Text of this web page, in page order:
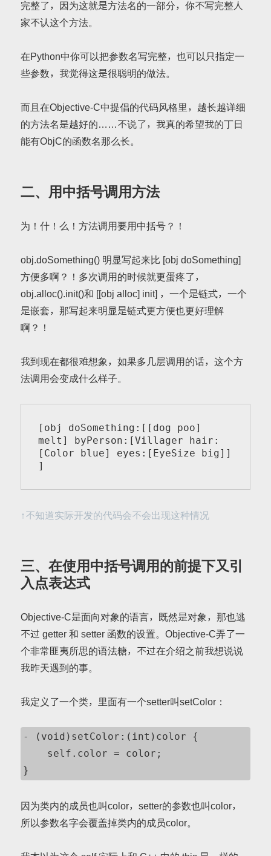
完整了，因为这就是方法名的一部分，你不写完整人
家不认这个方法。
在Python中你可以把参数名写完整，也可以只指定一
些参数，我觉得这是很聪明的做法。
而且在Objective-C中提倡的代码风格里，越长越详细
的方法名是越好的……不说了，我真的希望我的丁日
能有ObjC的函数名那么长。
二、用中括号调用方法
为！什！么！方法调用要用中括号？！
obj.doSomething() 明显写起来比 [obj doSomething]
方便多啊？！多次调用的时候就更蛋疼了，
obj.alloc().init()和 [[obj alloc] init] ，一个是链式，一个
是嵌套，那写起来明显是链式更方便也更好理解
啊？！
我到现在都很难想象，如果多几层调用的话，这个方
法调用会变成什么样子。
[obj doSomething:[[dog poo]
melt] byPerson:[Villager hair:
[Color blue] eyes:[EyeSize big]]
]
↑不知道实际开发的代码会不会出现这种情况
三、在使用中括号调用的前提下又引
入点表达式
Objective-C是面向对象的语言，既然是对象，那也逃
不过 getter 和 setter 函数的设置。Objective-C弄了一
个非常匪夷所思的语法糖，不过在介绍之前我想说说
我昨天遇到的事。
我定义了一个类，里面有一个setter叫setColor：
- (void)setColor:(int)color {
}
因为类内的成员也叫color，setter的参数也叫color，
所以参数名字会覆盖掉类内的成员color。